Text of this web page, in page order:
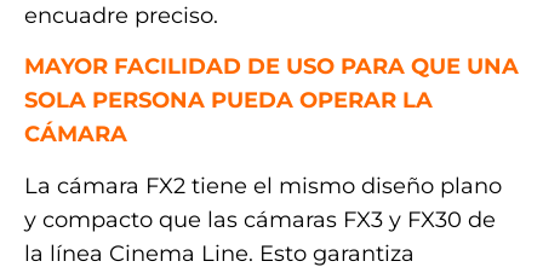
encuadre preciso.
MAYOR FACILIDAD DE USO PARA QUE UNA
SOLA PERSONA PUEDA OPERAR LA
CÁMARA
La cámara FX2 tiene el mismo diseño plano
y compacto que las cámaras FX3 y FX30 de
la línea Cinema Line. Esto garantiza